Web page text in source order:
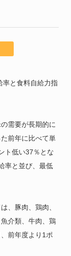
率と食料自給力指
需要が長期的に
前年に比べて単
ト低い37％とな
率と並び、最低
、豚肉、鶏肉、
介類、牛肉、鶏
前年度より1ポ